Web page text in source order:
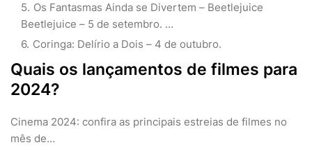
Os Fantasmas Ainda se Divertem – Beetlejuice
Beetlejuice – 5 de setembro. …
Coringa: Delírio a Dois – 4 de outubro.
Quais os lançamentos de filmes para
2024?
Cinema 2024: confira as principais estreias de filmes no
mês de…